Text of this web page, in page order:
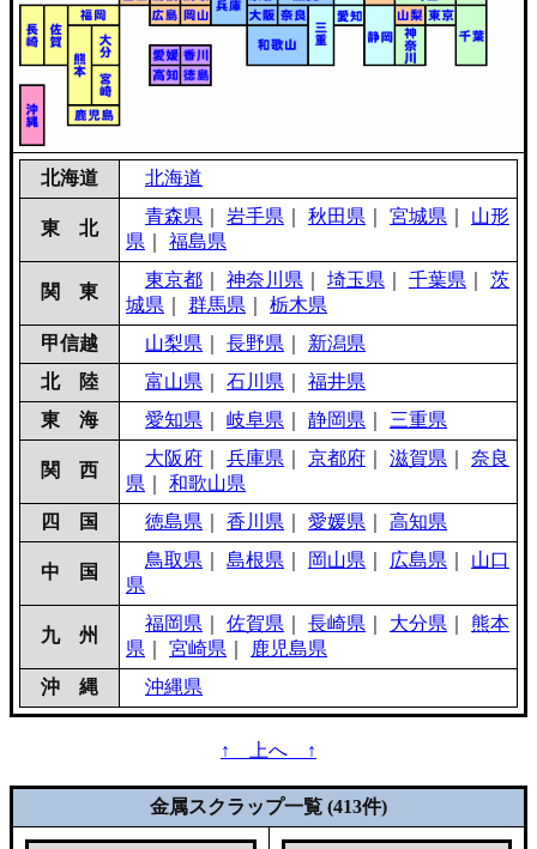
北海道 北海道
東 北
青森県 岩手県 秋田県 宮城県
山形
県
福島県
関 東
東京都 神奈川県 埼玉県 千葉県
茨
城県
群馬県
栃木県
甲信越
山梨県 長野県
新潟県
北 陸
富山県 石川県
福井県
東 海
愛知県 岐阜県 静岡県 三重県
関 西
大阪府 兵庫県 京都府 滋賀県
奈良
県
和歌山県
四 国
徳島県 香川県 愛媛県 高知県
中 国
鳥取県 島根県 岡山県 広島県
山口
県
九 州
福岡県 佐賀県 長崎県 大分県
熊本
県
宮崎県
鹿児島県
沖 縄
沖縄県
↑ 上へ ↑
金属スクラップ一覧 (413件)